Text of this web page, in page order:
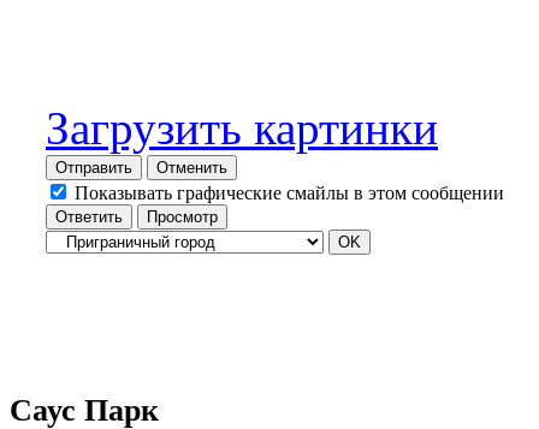
Загрузить картинки
Отправить Отменить
Показывать графические смайлы в этом сообщении
Саус Парк